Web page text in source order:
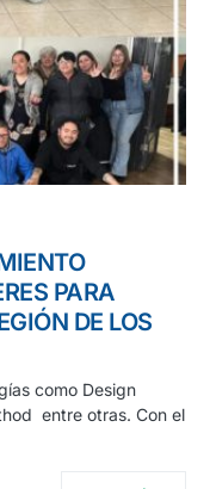
PARA
DE LOS
como Design
entre otras. Con el